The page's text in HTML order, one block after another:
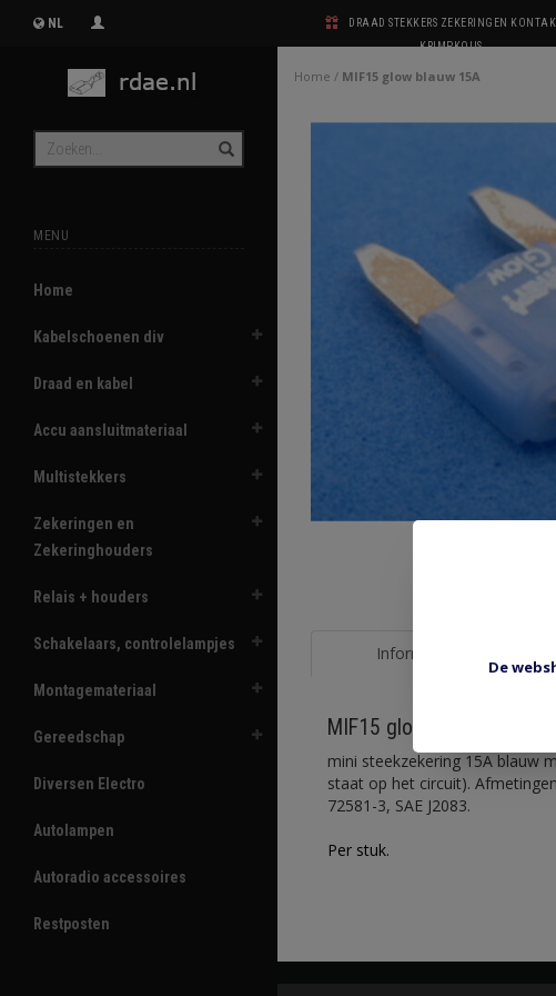
NL
DRAAD STEKKERS ZEKERINGEN
KRIMPKOUS
MENU
Home
Kabelschoenen div
Draad en kabel
Accu aansluitmateriaal
Multistekkers
Zekeringen en
Zekeringhouders
Relais + houders
Schakelaars, controlelampjes
Montagemateriaal
Gereedschap
Diversen Electro
Autolampen
Autoradio accessoires
Restposten
Home / MIF15 glow blauw 15A
Informatie
MIF15 glow blauw 15A
mini steekzekering 15A blauw
staat op het circuit).
72581-3, SAE J2083.
Per stuk.
De